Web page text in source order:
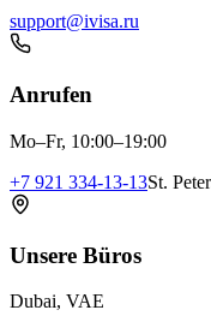
support@ivisa.ru
Anrufen
Mo–Fr, 10:00–19:00
+7 921 334-13-13St.
Unsere Büros
Dubai, VAE